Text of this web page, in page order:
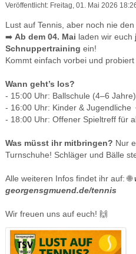
Veröffentlicht: Freitag, 01. Mai 2026
Lust auf Tennis, aber noch nie
➡️ Ab dem 04. Mai laden wir euch
Schnuppertraining ein!
Kommt einfach vorbei und probiert
Wann geht’s los?
- 15:00 Uhr: Ballschule (4–6
- 16:00 Uhr: Kinder & Jugendliche
- 18:00 Uhr: Offener Spieltreff für
Was müsst ihr mitbringen? Nur
Turnschuhe! Schläger und Bälle
Alle weiteren Infos findet ihr auf: 🌐
georgensgmuend.de/tennis
Wir freuen uns auf euch! 🙌